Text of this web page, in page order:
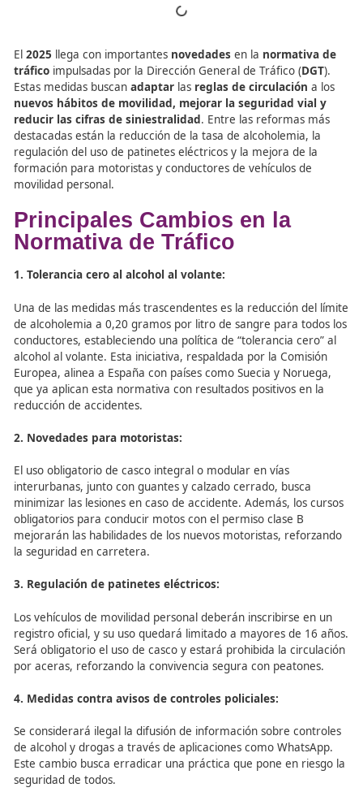
Tabla de contenidos
El2025llega con importantes novedadesen la
tráficoimpulsadas por la Dirección General de Tráfico (
Estas medidas buscan
adaptar
reducir las cifras de siniestralidad . Entre las
destacadas están la reducción de la tasa de
formación para motoristas y conductores de vehículos
Principales Cambios en la
Normativa de Tráfico
1. Tolerancia cero al alcohol al volante:
Una de las medidas más trascendentes es la reducción
de alcoholemia a 0,20 gramos por litro de sangre para
conductores, estableciendo una política de “tolerancia
alcohol al volante. Esta iniciativa, respaldada por la
Europea, alinea a España con países como Suecia y
que ya aplican esta normativa con resultados positivos
reducción de accidentes.
2. Novedades para motoristas:
El uso obligatorio de casco integral o modular en vías
interurbanas, junto con guantes y calzado cerrado,
minimizar las lesiones en caso de accidente. Además,
obligatorios para conducir motos con el permiso clase B
mejorarán las habilidades de los nuevos motoristas,
la seguridad en carretera.
3. Regulación de patinetes eléctricos: